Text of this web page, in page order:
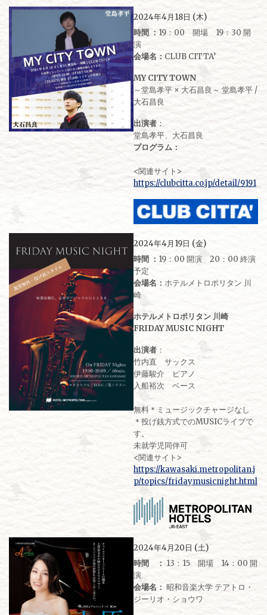
2024年4月18日 (木)
時間 ： 19：00 開場 19：30 開
演
会場名： CLUB CITTA’
MY CITY TOWN
～堂島孝平 × 大石昌良～ 堂島孝平 /
大石昌良
出演者 ：
堂島孝平、大石昌良
プログラム：
<関連サイト>
https://clubcitta.co.jp/detail/9191
2024年4月19日 (金)
時間 ： 19：00 開演 20：00 終演
予定
会場名： ホテルメトロポリタン 川
崎
ホテルメトロポリタン 川崎
FRIDAY MUSIC NIGHT
出演者 ：
竹内直 サックス
伊藤駿介 ピアノ
入船裕次 ベース
無料＊ミュージックチャージなし
＊投げ銭方式でのMUSICライブで
す。
未就学児同伴可
<関連サイト>
https://kawasaki.metropolitan.j
p/topics/fridaymusicnight.html
2024年4月20日 (土)
時間 ： 13：15 開場 14：00 開
演
会場名： 昭和音楽大学 テアトロ・
ジーリオ・ショウワ